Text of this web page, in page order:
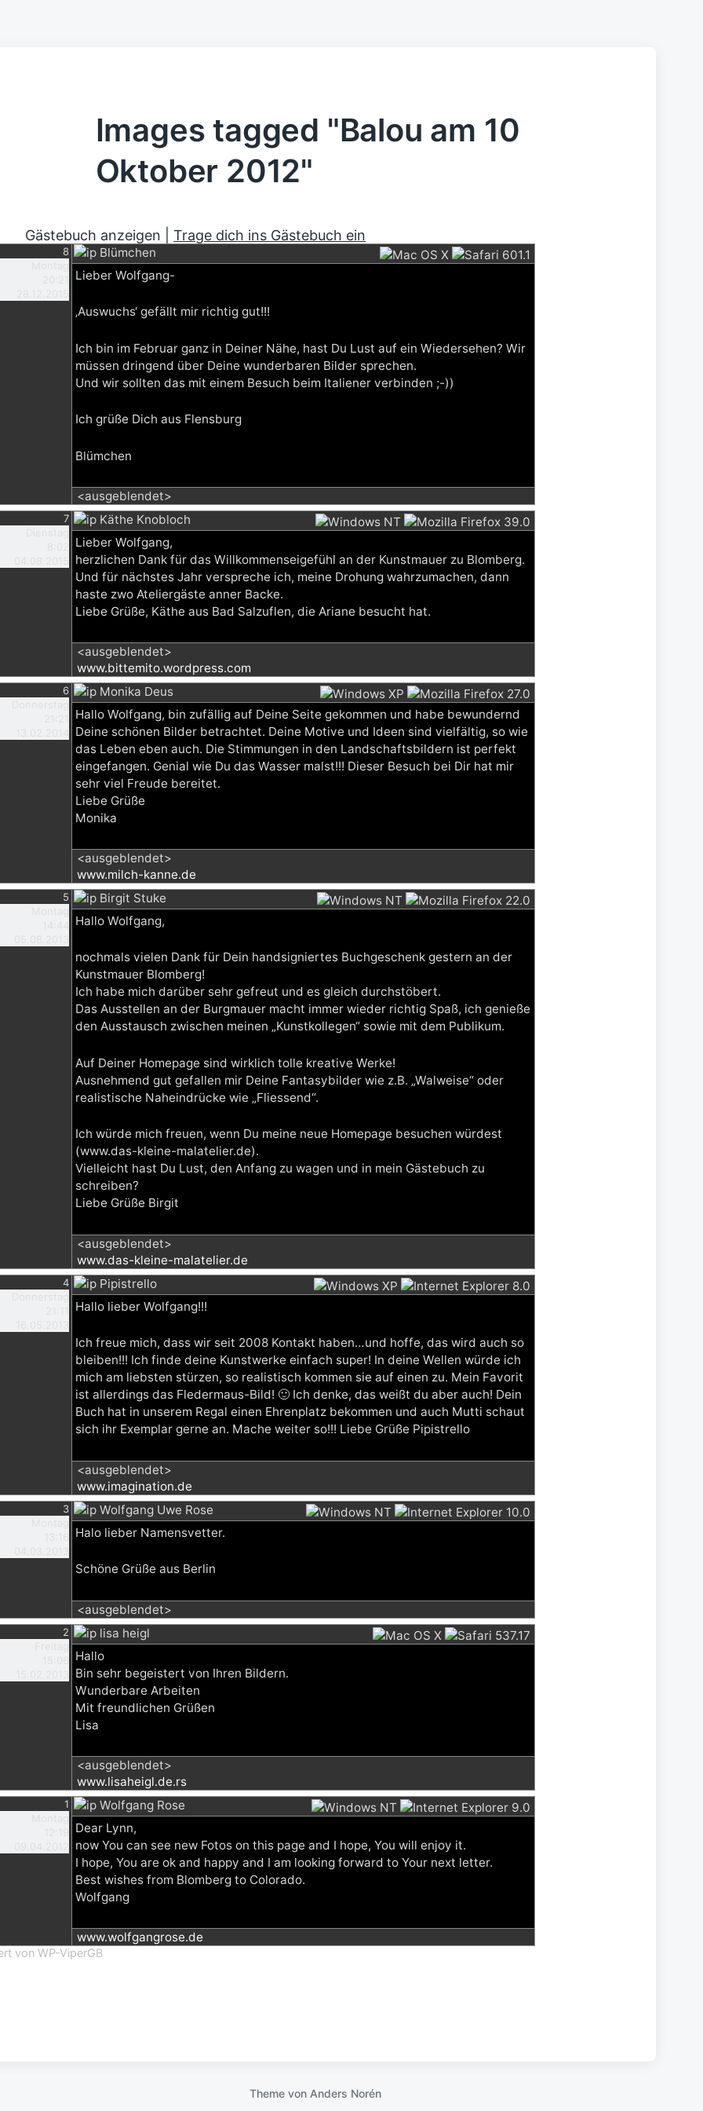
Images tagged "Balou am 10
Oktober 2012"
Gästebuch anzeigen |Trage dich ins Gästebuch ein
8
Blümchen
Lieber Wolfgang-
‚Auswuchs‘ gefällt mir richtig gut!!!
Ich bin im Februar ganz in Deiner Nähe, hast Du Lust auf ein Wiedersehen? Wir
müssen dringend über Deine wunderbaren Bilder sprechen.
Und wir sollten das mit einem Besuch beim Italiener verbinden ;-))
Ich grüße Dich aus Flensburg
Blümchen
<ausgeblendet>
7
Käthe Knobloch
Lieber Wolfgang,
herzlichen Dank für das Willkommenseigefühl an der Kunstmauer zu Blomberg.
Und für nächstes Jahr verspreche ich, meine Drohung wahrzumachen, dann
haste zwo Ateliergäste anner Backe.
Liebe Grüße, Käthe aus Bad Salzuflen, die Ariane besucht hat.
<ausgeblendet>
www.bittemito.wordpress.com
6
Monika Deus
Hallo Wolfgang, bin zufällig auf Deine Seite gekommen und habe bewundernd
Deine schönen Bilder betrachtet. Deine Motive und Ideen sind vielfältig, so wie
das Leben eben auch. Die Stimmungen in den Landschaftsbildern ist perfekt
eingefangen. Genial wie Du das Wasser malst!!! Dieser Besuch bei Dir hat mir
sehr viel Freude bereitet.
Liebe Grüße
Monika
<ausgeblendet>
www.milch-kanne.de
5
Birgit Stuke
Hallo Wolfgang,
nochmals vielen Dank für Dein handsigniertes Buchgeschenk gestern an der
Kunstmauer Blomberg!
Ich habe mich darüber sehr gefreut und es gleich durchstöbert.
Das Ausstellen an der Burgmauer macht immer wieder richtig Spaß, ich genieße
den Ausstausch zwischen meinen „Kunstkollegen“ sowie mit dem Publikum.
Auf Deiner Homepage sind wirklich tolle kreative Werke!
Ausnehmend gut gefallen mir Deine Fantasybilder wie z.B. „Walweise“ oder
realistische Naheindrücke wie „Fliessend“.
Ich würde mich freuen, wenn Du meine neue Homepage besuchen würdest
(www.das-kleine-malatelier.de).
Vielleicht hast Du Lust, den Anfang zu wagen und in mein Gästebuch zu
schreiben?
Liebe Grüße Birgit
<ausgeblendet>
www.das-kleine-malatelier.de
4
Pipistrello
Hallo lieber Wolfgang!!!
Ich freue mich, dass wir seit 2008 Kontakt haben…und hoffe, das wird auch so
bleiben!!! Ich finde deine Kunstwerke einfach super! In deine Wellen würde ich
mich am liebsten stürzen, so realistisch kommen sie auf einen zu. Mein Favorit
ist allerdings das Fledermaus-Bild! 🙂 Ich denke, das weißt du aber auch! Dein
Buch hat in unserem Regal einen Ehrenplatz bekommen und auch Mutti schaut
sich ihr Exemplar gerne an. Mache weiter so!!! Liebe Grüße Pipistrello
<ausgeblendet>
www.imagination.de
3
Wolfgang Uwe Rose
Halo lieber Namensvetter.
Schöne Grüße aus Berlin
<ausgeblendet>
2
lisa heigl
Hallo
Bin sehr begeistert von Ihren Bildern.
Wunderbare Arbeiten
Mit freundlichen Grüßen
Lisa
<ausgeblendet>
www.lisaheigl.de.rs
1
Wolfgang Rose
Dear Lynn,
now You can see new Fotos on this page and I hope, You will enjoy it.
I hope, You are ok and happy and I am looking forward to Your next letter.
Best wishes from Blomberg to Colorado.
Wolfgang
www.wolfgangrose.de
von WP-ViperGB
Theme von Anders Norén